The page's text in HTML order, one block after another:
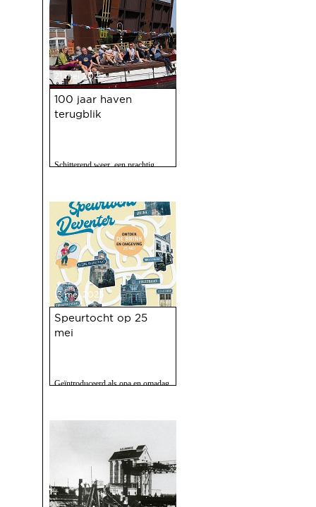
21 mei 2025
100 jaar haven
terugblik
Schitterend weer, een prachtig
op 10 mei jl. van 100 jaar Haven
was een ongekend succes.
13 mei 2025
Speurtocht op 25
mei
Geïntroduceerd als opa en omadag